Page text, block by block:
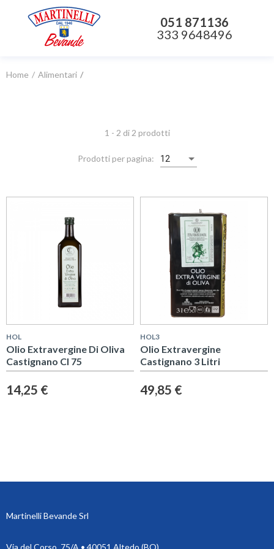
051 871136
333 9648496
Home Alimentari
1 - 2 di 2 prodotti
Prodotti per pagina: 12
HOL
Olio Extravergine Di Oliva
Castignano Cl 75
14,25 €
HOL3
Olio Extravergine
Castignano 3 Litri
49,85 €
Martinelli Bevande Srl
Via del Corso, 75/A • 40051 Altedo (BO)